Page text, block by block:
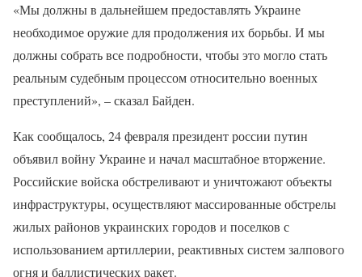
«Мы должны в дальнейшем предоставлять Украине
необходимое оружие для продолжения их борьбы. И мы
должны собрать все подробности, чтобы это могло стать
реальным судебным процессом относительно военных
преступлений», – сказал Байден.
Как сообщалось, 24 февраля президент россии путин
объявил войну Украине и начал масштабное вторжение.
Российские войска обстреливают и уничтожают объекты
инфраструктуры, осуществляют массированные обстрелы
жилых районов украинских городов и поселков с
использованием артиллерии, реактивных систем залпового
огня и баллистических ракет.